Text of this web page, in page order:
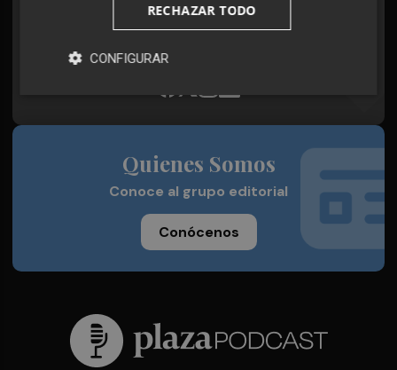
Síguenos en redes
Quienes Somos
Conoce al grupo editorial
Conócenos
RECHAZAR TODO
CONFIGURAR